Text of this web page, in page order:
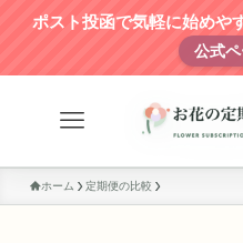
ポスト投函で気軽に始めや
公式
ホーム 定期便の比較